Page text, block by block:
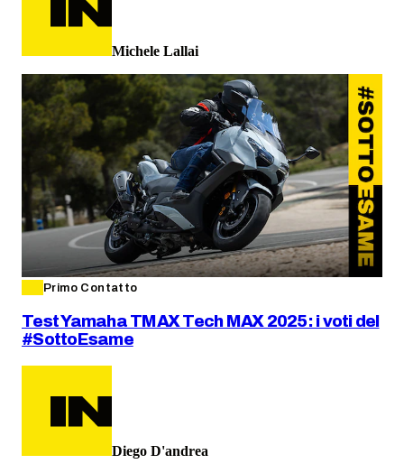
Michele Lallai
Primo Contatto
Test Yamaha TMAX Tech MAX 2025: i voti del
#SottoEsame
Diego D'andrea